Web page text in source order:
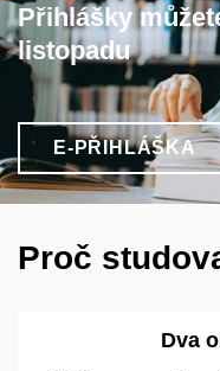
Přihlášky
listopadu
E-PŘIHLÁŠKA
Proč
Dva